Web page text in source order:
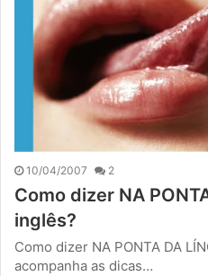
10/04/2007 2
Como dizer NA
inglês?
Como dizer NA PONTA DA
acompanha as dicas…